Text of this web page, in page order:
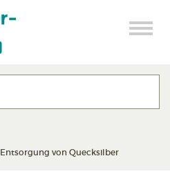
Entsorgung von Quecksilber